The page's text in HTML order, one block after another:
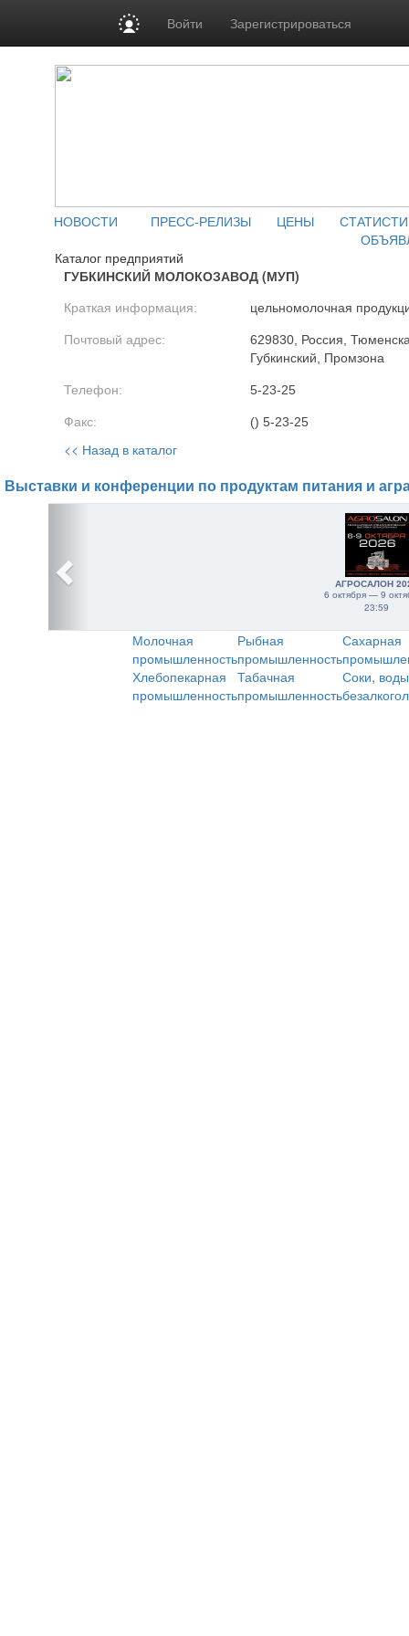
Войти Зарегистрироваться
НОВОСТИ ПРЕСС-РЕЛИЗЫ ЦЕНЫ
Каталог предприятий
ГУБКИНСКИЙ МОЛОКОЗАВОД (МУП)
Краткая информация: цельномолочная
Почтовый адрес:
629830, Россия,
Губкинский, Промзона
Телефон: 5-23-25
Факс: () 5-23-25
<< Назад в каталог
Выставки и конференции по продуктам питания и
АГРОСАЛОН
6 октября — 9
23:59
Молочная
промышленность
Рыбная
промышленность
Сахарная
Хлебопекарная
промышленность
Табачная
промышленность
Соки,